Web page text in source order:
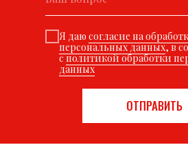
Я даю согласие на
персональных данных, в
сполитикой обработки
данных
ОТПРАВИТЬ